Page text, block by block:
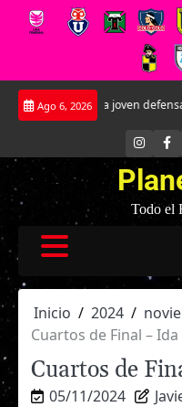
Saltar
Ago 6, 2026
La joven defensa que se ha
Todo el
Inicio 2024
Cuartos de Final – Ida
Cuartos de
05/11/2024